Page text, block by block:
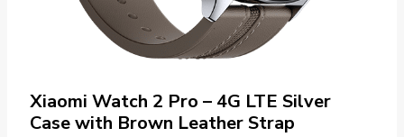
Xiaomi Watch 2 Pro – 4G LTE Silver
Case with Brown Leather Strap